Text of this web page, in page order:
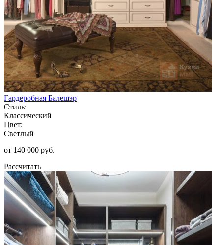
Гардеробная Балешэр
Стиль:
Классический
Цвет:
Светлый
от 140 000 руб.
Рассчитать